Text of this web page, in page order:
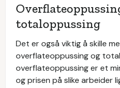
totaloppussing
Det er også viktig å skille
overflateoppussing og
overflateoppussing er et
og prisen på slike arbeider